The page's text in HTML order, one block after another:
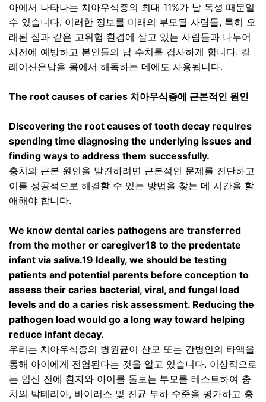
아에서 나타나는 치아우식증의 최대 11%가 납 독성 때문일
수 있습니다. 이러한 정보를 미래의 부모될 사람들, 특히 오
래된 집과 같은 고위험 환경에 살고 있는 사람들과 나누어
사전에 예방하고 본인들의 납 수치를 검사하게 합니다. 킬
레이션은납을 몸에서 해독하는 데에도 사용됩니다.
The root causes of caries 치아우식증에 근본적인 원인
Discovering the root causes of tooth decay requires
spending time diagnosing the underlying issues and
finding ways to address them successfully.
충치의 근본 원인을 발견하려면 근본적인 문제를 진단하고
이를 성공적으로 해결할 수 있는 방법을 찾는 데 시간을 할
애해야 합니다.
We know dental caries pathogens are transferred
from the mother or caregiver18 to the predentate
infant via saliva.19 Ideally, we should be testing
patients and potential parents before conception to
assess their caries bacterial, viral, and fungal load
levels and do a caries risk assessment. Reducing the
pathogen load would go a long way toward helping
reduce infant decay.
우리는 치아우식증의 병원균이 산모 또는 간병인의 타액을
통해 아이에게 전염된다는 것을 알고 있습니다. 이상적으로
는 임신 전에 환자와 아이를 돌보는 부모를 테스트하여 충
치의 박테리아, 바이러스 및 진균 부하 수준을 평가하고 충